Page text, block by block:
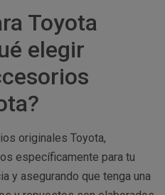
Toyota
elegir
originales Toyota,
específicamente para tu
y asegurando que tenga una